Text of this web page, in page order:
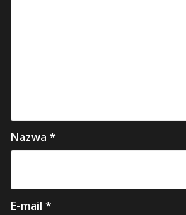
Nazwa *
E-mail *